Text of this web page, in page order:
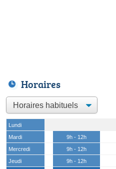
Horaires
Lundi
Mardi
9h - 12h
Mercredi
9h - 12h
Jeudi
9h - 12h